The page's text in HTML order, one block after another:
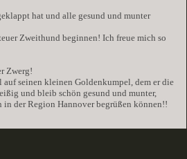
hat und alle gesund und munter
Zweithund beginnen! Ich freue mich so
Zwerg!
seinen kleinen Goldenkumpel, dem er die
und bleib schön gesund und munter,
der Region Hannover begrüßen können!!